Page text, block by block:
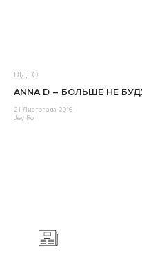
ВІДЕО
ANNA D – БОЛЬШЕ НЕ БУДУ
21 Листопада 2016
Jey Ro